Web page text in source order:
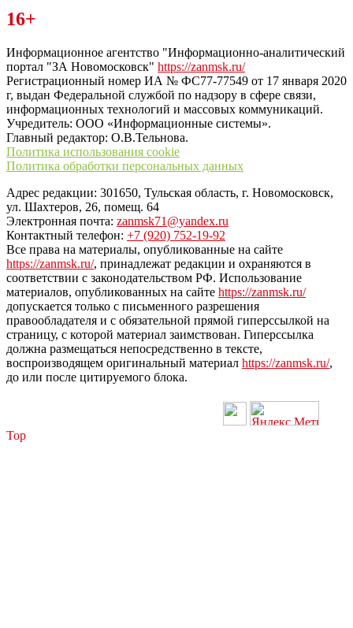
Читайте последние новости дня в Тульской области на сайте
“ЗаНовомосковск”
16+
Информационное агентство "Информационно-аналитический
портал "ЗА Новомосковск" https://zanmsk.ru/
Регистрационный номер ИА № ФС77-77549 от 17 января 2020
г, выдан Федеральной службой по надзору в сфере связи,
информационных технологий и массовых коммуникаций.
Учредитель: ООО «Информационные системы».
Главный редактор: О.В.Тельнова.
Политика использования cookie
Политика обработки персональных данных
Адрес редакции: 301650, Тульская область, г. Новомосковск,
ул. Шахтеров, 26, помещ. 64
Электронная почта: zanmsk71@yandex.ru
Контактный телефон: +7 (920) 752-19-92
Все права на материалы, опубликованные на сайте
https://zanmsk.ru/, принадлежат редакции и охраняются в
соответствии с законодательством РФ. Использование
материалов, опубликованных на сайте https://zanmsk.ru/
допускается только с письменного разрешения
правообладателя и с обязательной прямой гиперссылкой на
страницу, с которой материал заимствован. Гиперссылка
должна размещаться непосредственно в тексте,
воспроизводящем оригинальный материал https://zanmsk.ru/,
до или после цитируемого блока.
Top